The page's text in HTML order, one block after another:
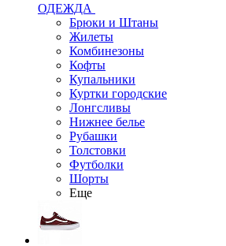
ОДЕЖДА
Брюки и Штаны
Жилеты
Комбинезоны
Кофты
Купальники
Куртки городские
Лонгсливы
Нижнее белье
Рубашки
Толстовки
Футболки
Шорты
Еще